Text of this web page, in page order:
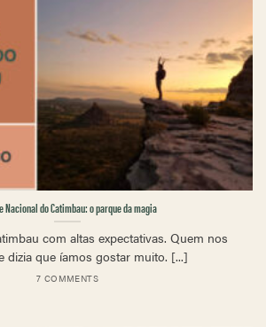
Nacional do Catimbau: o parque da magia
com altas expectativas. Quem nos
dizia que íamos gostar muito. [...]
7 COMMENTS